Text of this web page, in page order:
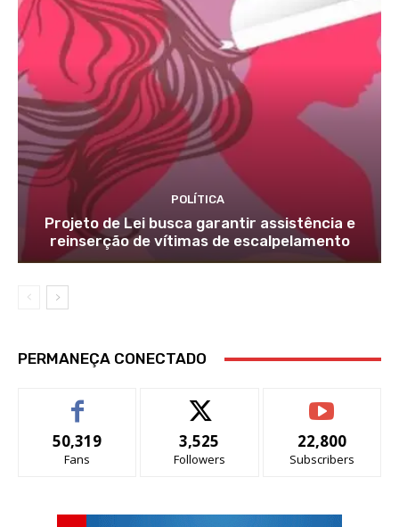
POLÍTICA
Projeto de Lei busca garantir assistência e
reinserção de vítimas de escalpelamento
PERMANEÇA CONECTADO
50,319
Fans
3,525
Followers
22,800
Subscribers